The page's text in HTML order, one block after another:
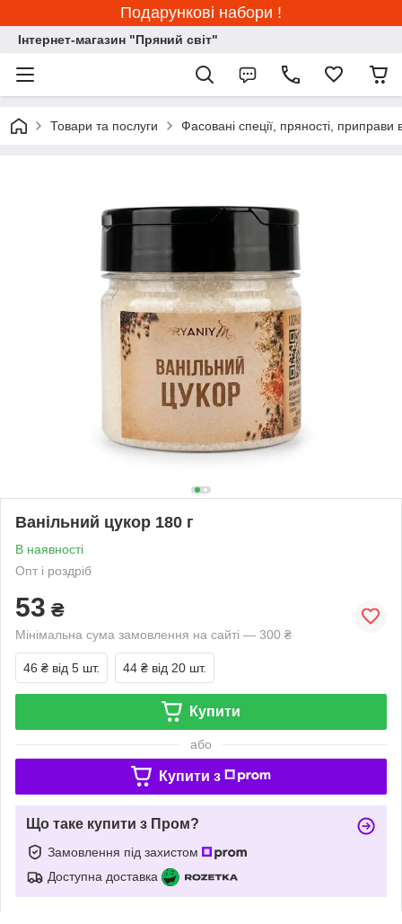
Подарункові набори !
Інтернет-магазин "Пряний світ"
Товари та послуги Фасовані спеції, пряності,
Ванільний цукор 180 г
В наявності
Опт і роздріб
53 ₴
Мінімальна сума замовлення на сайті — 300 ₴
46 ₴ від 5 шт. 44 ₴ від 20 шт.
Купити
або
Купити з
Що таке купити з Пром?
Замовлення під захистом
Доступна доставка